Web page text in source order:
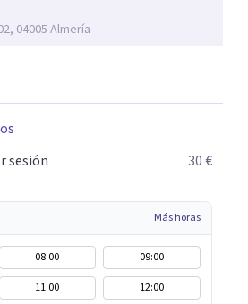
es la hipnosis clínica, como
positivos desde la primera sesión.
enfocaré tu problema o situación?
a una nueva etapa en tu vida.
04005 Almería
sesión
30 €
Más horas
08:00
09:00
11:00 12:00